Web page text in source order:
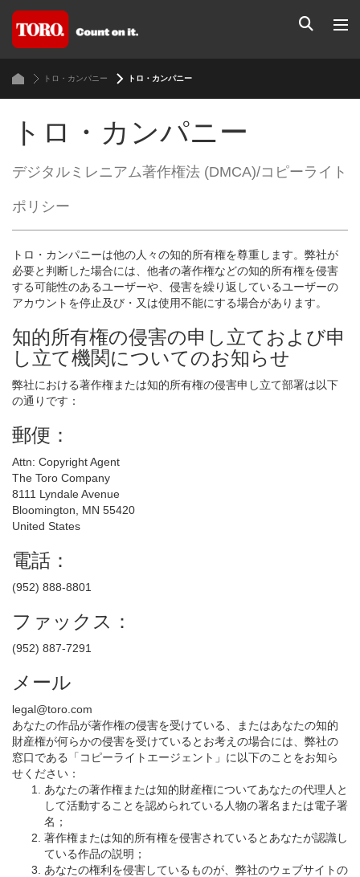
トロ・カンパニー トロ・カンパニー
トロ・カンパニー
デジタルミレニアム著作権法 (DMCA)/コピーライト
ポリシー
トロ・カンパニーは他の人々の知的所有権を尊重します。弊社が
必要と判断した場合には、他者の著作権などの知的所有権を侵害
する可能性のあるユーザーや、侵害を繰り返しているユーザーの
アカウントを停止及び・又は使用不能にする場合があります。
知的所有権の侵害の申し立ておよび申
し立て機関についてのお知らせ
弊社における著作権または知的所有権の侵害申し立て部署は以下
の通りです：
郵便：
Attn: Copyright Agent
The Toro Company
8111 Lyndale Avenue
Bloomington, MN 55420
United States
電話：
(952) 888-8801
ファックス：
(952) 887-7291
メール
legal@toro.com
あなたの作品が著作権の侵害を受けている、またはあなたの知的
財産権が何らかの侵害を受けているとお考えの場合には、弊社の
窓口である「コピーライトエージェント」に以下のことをお知ら
せください：
あなたの著作権または知的財産権についてあなたの代理人と
して活動することを認められている人物の署名または電子署
名；
著作権または知的所有権を侵害されているとあなたが認識し
ている作品の説明；
あなたの権利を侵害しているものが、弊社のウェブサイトの